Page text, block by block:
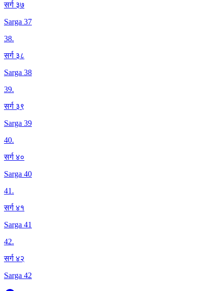
सर्ग ३७
Sarga 37
38.
सर्ग ३८
Sarga 38
39.
सर्ग ३९
Sarga 39
40.
सर्ग ४०
Sarga 40
41.
सर्ग ४१
Sarga 41
42.
सर्ग ४२
Sarga 42